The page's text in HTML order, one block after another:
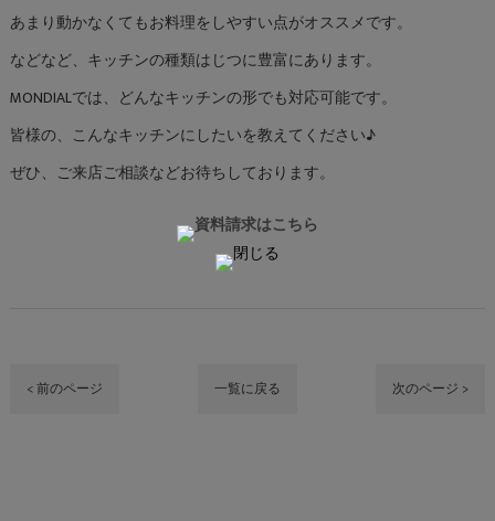
あまり動かなくてもお料理をしやすい点がオススメです。
などなど、キッチンの種類はじつに豊富にあります。
MONDIALでは、どんなキッチンの形でも対応可能です。
皆様の、こんなキッチンにしたいを教えてください♪
ぜひ、ご来店ご相談などお待ちしております。
< 前のページ 一覧に戻る 次のページ >